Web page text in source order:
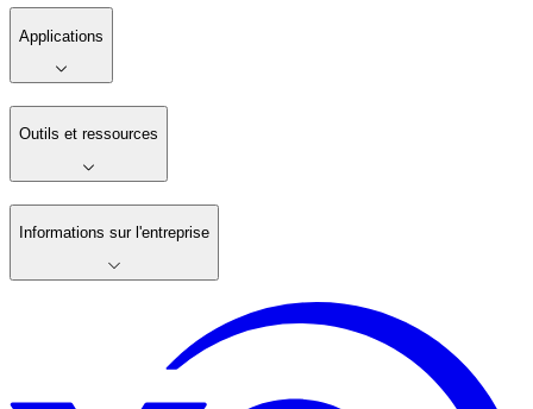
Applications
Outils et ressources
Informations sur l'entreprise